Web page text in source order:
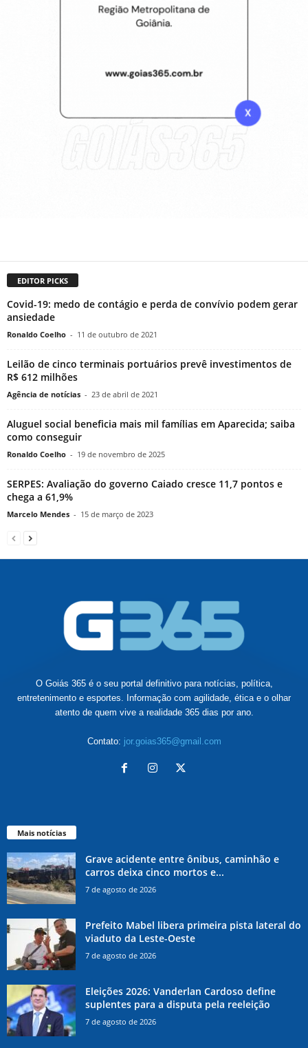
EDITOR PICKS
Covid-19: medo de contágio e perda de convívio podem gerar
ansiedade
Ronaldo Coelho - 11 de outubro de 2021
Leilão de cinco terminais portuários prevê investimentos de
R$ 612 milhões
Agência de notícias - 23 de abril de 2021
Aluguel social beneficia mais mil famílias em Aparecida; saiba
como conseguir
Ronaldo Coelho - 19 de novembro de 2025
SERPES: Avaliação do governo Caiado cresce 11,7 pontos e
chega a 61,9%
Marcelo Mendes - 15 de março de 2023
O Goiás 365 é o seu portal definitivo para notícias, política,
entretenimento e esportes. Informação com agilidade, ética e o olhar
atento de quem vive a realidade 365 dias por ano.
Contato: jor.goias365@gmail.com
Mais notícias
Grave acidente entre ônibus, caminhão e
carros deixa cinco mortos e...
7 de agosto de 2026
Prefeito Mabel libera primeira pista lateral do
viaduto da Leste-Oeste
7 de agosto de 2026
Eleições 2026: Vanderlan Cardoso define
suplentes para a disputa pela reeleição
7 de agosto de 2026